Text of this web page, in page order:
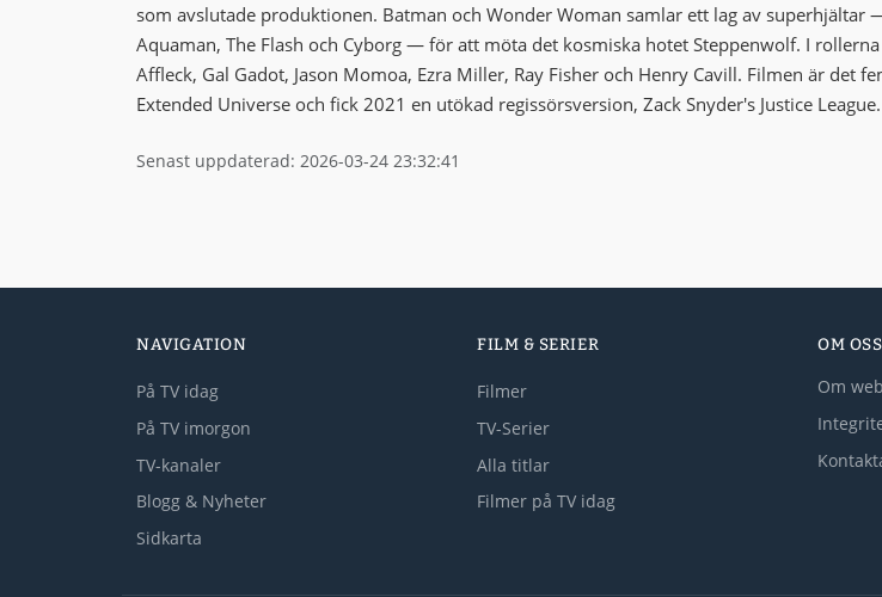
som avslutade produktionen. Batman och Wonder Woman samlar ett lag av superhjältar
Aquaman, The Flash och Cyborg — för att möta det kosmiska hotet Steppenwolf. I
Affleck, Gal Gadot, Jason Momoa, Ezra Miller, Ray Fisher och Henry Cavill. Filmen är det
Extended Universe och fick 2021 en utökad regissörsversion, Zack Snyder's Justice League.
Senast uppdaterad: 2026-03-24 23:32:41
NAVIGATION
På TV idag
På TV imorgon
TV-kanaler
Blogg & Nyheter
Sidkarta
FILM & SERIER
Filmer
TV-Serier
Alla titlar
Filmer på TV idag
OM OSS
Om